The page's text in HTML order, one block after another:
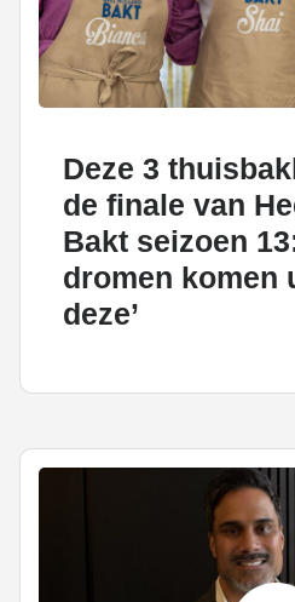
Deze 3
de finale van
Bakt seizoen
dromen komen
deze’